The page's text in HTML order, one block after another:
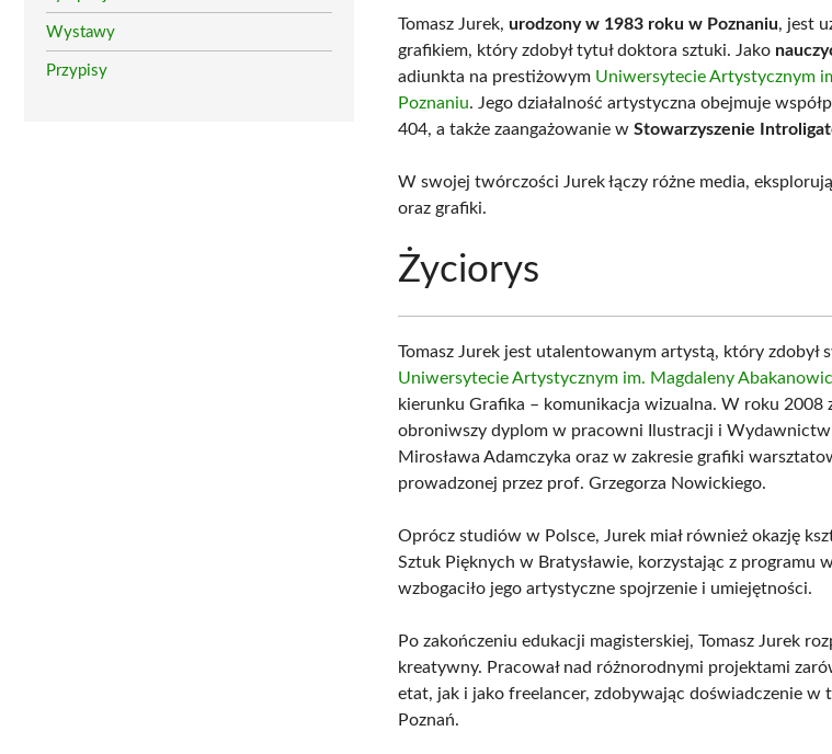
Wystawy
Przypisy
Tomasz Jurek,urodzony w 1983 roku w Poznaniu, jest
grafikiem, który zdobył tytuł doktora sztuki. Jako
adiunkta na prestiżowym Uniwersytecie Artystycznym
Poznaniu. Jego działalność artystyczna obejmuje
404, a także zaangażowanie wStowarzyszenie
W swojej twórczości Jurek łączy różne media,
oraz grafiki.
Życiorys
Tomasz Jurek jest utalentowanym artystą, który zdobył
Uniwersytecie Artystycznym im. Magdaleny
kierunku Grafika – komunikacja wizualna. W roku 2008
obroniwszy dyplom w pracowni Ilustracji i
Mirosława Adamczyka oraz w zakresie grafiki
prowadzonej przez prof. Grzegorza Nowickiego.
Oprócz studiów w Polsce, Jurek miał również okazję
Sztuk Pięknych w Bratysławie, korzystając z programu
wzbogaciło jego artystyczne spojrzenie i umiejętności.
Po zakończeniu edukacji magisterskiej, Tomasz Jurek
kreatywny. Pracował nad różnorodnymi projektami
etat, jak i jako freelancer, zdobywając doświadczenie w
Poznań.